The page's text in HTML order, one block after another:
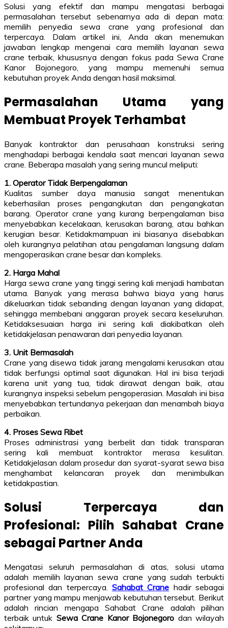
Solusi yang efektif dan mampu mengatasi berbagai
permasalahan tersebut sebenarnya ada di depan mata:
memilih penyedia sewa crane yang profesional dan
terpercaya. Dalam artikel ini, Anda akan menemukan
jawaban lengkap mengenai cara memilih layanan sewa
crane terbaik, khususnya dengan fokus pada Sewa Crane
Kanor Bojonegoro, yang mampu memenuhi semua
kebutuhan proyek Anda dengan hasil maksimal.
Permasalahan Utama yang
Membuat Proyek Terhambat
Banyak kontraktor dan perusahaan konstruksi sering
menghadapi berbagai kendala saat mencari layanan sewa
crane. Beberapa masalah yang sering muncul meliputi:
1. Operator Tidak Berpengalaman
Kualitas sumber daya manusia sangat menentukan
keberhasilan proses pengangkutan dan pengangkatan
barang. Operator crane yang kurang berpengalaman bisa
menyebabkan kecelakaan, kerusakan barang, atau bahkan
kerugian besar. Ketidakmampuan ini biasanya disebabkan
oleh kurangnya pelatihan atau pengalaman langsung dalam
mengoperasikan crane besar dan kompleks.
2. Harga Mahal
Harga sewa crane yang tinggi sering kali menjadi hambatan
utama. Banyak yang merasa bahwa biaya yang harus
dikeluarkan tidak sebanding dengan layanan yang didapat,
sehingga membebani anggaran proyek secara keseluruhan.
Ketidaksesuaian harga ini sering kali diakibatkan oleh
ketidakjelasan penawaran dari penyedia layanan.
3. Unit Bermasalah
Crane yang disewa tidak jarang mengalami kerusakan atau
tidak berfungsi optimal saat digunakan. Hal ini bisa terjadi
karena unit yang tua, tidak dirawat dengan baik, atau
kurangnya inspeksi sebelum pengoperasian. Masalah ini bisa
menyebabkan tertundanya pekerjaan dan menambah biaya
perbaikan.
4. Proses Sewa Ribet
Proses administrasi yang berbelit dan tidak transparan
sering kali membuat kontraktor merasa kesulitan.
Ketidakjelasan dalam prosedur dan syarat-syarat sewa bisa
menghambat kelancaran proyek dan menimbulkan
ketidakpastian.
Solusi Terpercaya dan
Profesional: Pilih Sahabat Crane
sebagai Partner Anda
Mengatasi seluruh permasalahan di atas, solusi utama
adalah memilih layanan sewa crane yang sudah terbukti
profesional dan terpercaya. Sahabat Crane hadir sebagai
partner yang mampu menjawab kebutuhan tersebut. Berikut
adalah rincian mengapa Sahabat Crane adalah pilihan
terbaik untuk Sewa Crane Kanor Bojonegoro dan wilayah